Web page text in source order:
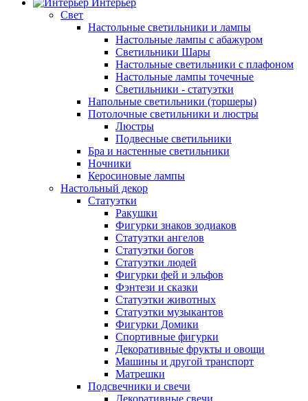
Интерьер
Свет
Настольные светильники и лампы
Настольные лампы с абажуром
Светильники Шары
Настольные светильники с плафоном
Настольные лампы точечные
Светильники - статуэтки
Напольные светильники (торшеры)
Потолочные светильники и люстры
Люстры
Подвесные светильники
Бра и настенные светильники
Ночники
Керосиновые лампы
Настольный декор
Статуэтки
Ракушки
Фигурки знаков зодиаков
Статуэтки ангелов
Статуэтки богов
Статуэтки людей
Фигурки фей и эльфов
Фэнтези и сказки
Статуэтки животных
Статуэтки музыкантов
Фигурки Домики
Спортивные фигурки
Декоративные фрукты и овощи
Машины и другой транспорт
Матрешки
Подсвечники и свечи
Декоративные свечи